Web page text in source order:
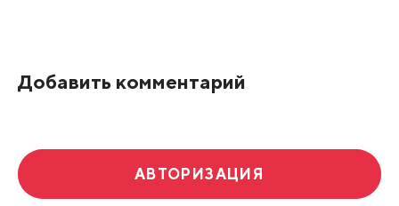
Добавить комментарий
АВТОРИЗАЦИЯ